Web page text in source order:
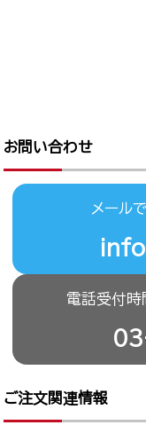
お問い合わせ
メール
電話受付時
ご注文関連情報